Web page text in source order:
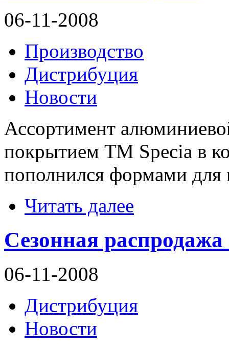
06-11-2008
Производство
Дистрибуция
Новости
Ассортимент
покрытием ТМ Specia в
пополнился формами для
Читать далее
Сезонная
06-11-2008
Дистрибуция
Новости